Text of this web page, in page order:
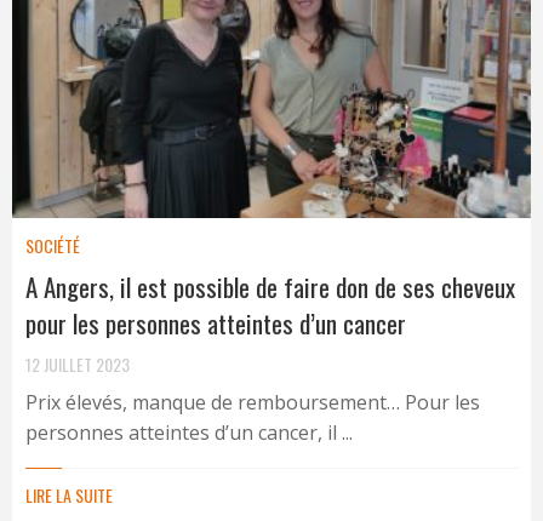
SOCIÉTÉ
A Angers, il est possible de faire don de ses cheveux
pour les personnes atteintes d’un cancer
12 JUILLET 2023
Prix élevés, manque de remboursement… Pour les
personnes atteintes d’un cancer, il ...
LIRE LA SUITE